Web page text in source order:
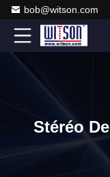
bob@witson.com
Stéréo